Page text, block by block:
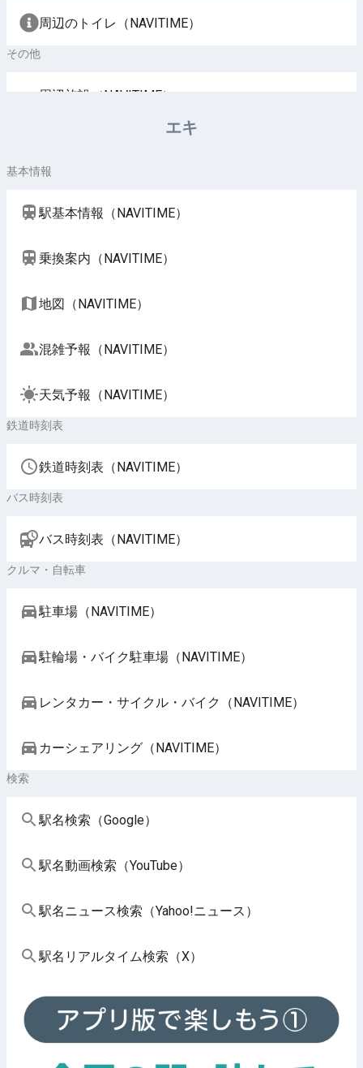
周辺のトイレ（NAVITIME）
その他
周辺施設（NAVITIME）
エキ
基本情報
駅基本情報（NAVITIME）
乗換案内（NAVITIME）
地図（NAVITIME）
混雑予報（NAVITIME）
天気予報（NAVITIME）
鉄道時刻表
鉄道時刻表（NAVITIME）
バス時刻表
バス時刻表（NAVITIME）
クルマ・自転車
駐車場（NAVITIME）
駐輪場・バイク駐車場（NAVITIME）
レンタカー・サイクル・バイク（NAVITIME）
カーシェアリング（NAVITIME）
検索
駅名検索（Google）
駅名動画検索（YouTube）
駅名ニュース検索（Yahoo!ニュース）
駅名リアルタイム検索（X）